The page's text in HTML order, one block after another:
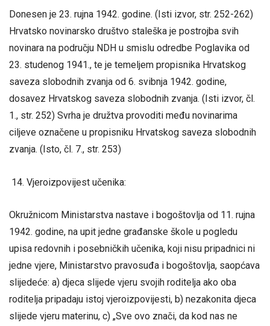
Donesen je 23. rujna 1942. godine. (Isti izvor, str. 252-262)
Hrvatsko novinarsko društvo staleška je postrojba svih
novinara na području NDH u smislu odredbe Poglavika od
23. studenog 1941., te je temeljem propisnika Hrvatskog
saveza slobodnih zvanja od 6. svibnja 1942. godine,
dosavez Hrvatskog saveza slobodnih zvanja. (Isti izvor, čl.
1., str. 252) Svrha je družtva provoditi među novinarima
ciljeve označene u propisniku Hrvatskog saveza slobodnih
zvanja. (Isto, čl. 7., str. 253)
Vjeroizpovijest učenika:
Okružnicom Ministarstva nastave i bogoštovlja od 11. rujna
1942. godine, na upit jedne građanske škole u pogledu
upisa redovnih i posebničkih učenika, koji nisu pripadnici ni
jedne vjere, Ministarstvo pravosuđa i bogoštovlja, saopćava
slijedeće: a) djeca slijede vjeru svojih roditelja ako oba
roditelja pripadaju istoj vjeroizpovijesti, b) nezakonita djeca
slijede vjeru materinu, c) „Sve ovo znači, da kod nas ne